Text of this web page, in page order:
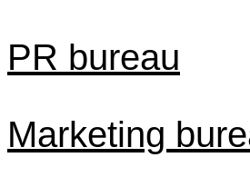
PR bureau
Marketing